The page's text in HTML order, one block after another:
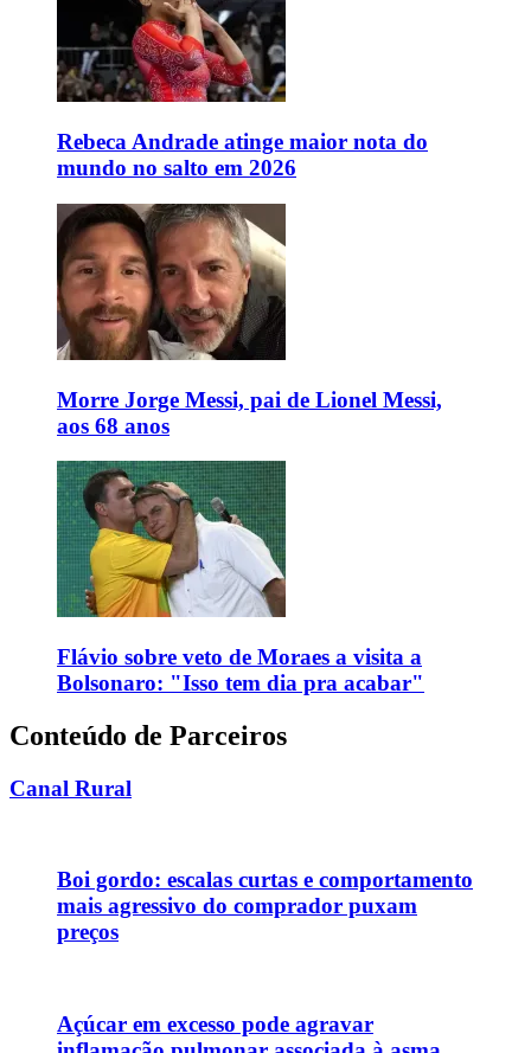
Rebeca Andrade atinge maior nota do
mundo no salto em 2026
Morre Jorge Messi, pai de Lionel Messi,
aos 68 anos
Flávio sobre veto de Moraes a visita a
Bolsonaro: "Isso tem dia pra acabar"
Conteúdo de Parceiros
Canal Rural
Boi gordo: escalas curtas e comportamento
mais agressivo do comprador puxam
preços
Açúcar em excesso pode agravar